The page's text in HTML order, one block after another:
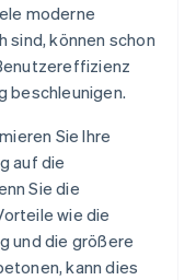
moderne
können schon
beschleunigen.
Sie Ihre
auf die
Sie die
wie die
und die größere
kann dies